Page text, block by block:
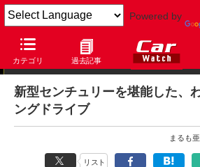
Powered by
カテゴリ 過去記事
まるも亜希子の「寄り道日和」
新型センチュリーを堪能した、
ングドライブ
まるも
リスト